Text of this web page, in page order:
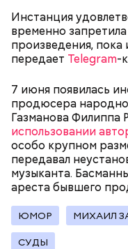
Инстанция
временно
произведения, пока
передает Telegram-
7 июня появилась
продюсера
Газманова Филиппа
использовании
особо крупном
передавал
музыканта.
ареста бывшего
ЮМОР МИХАИЛ
СУДЫ
— Гасанов, являясь
предпринимателем,
продажи и
сетях. С целью
денежных средств
покупателей
Родственники
их Гасанову. А
вызвать подозрений
распределял их
либопокупал на них
Следующим
Миссюры
когда молодые
подозреваемый
этиленгликолем.
больнице.